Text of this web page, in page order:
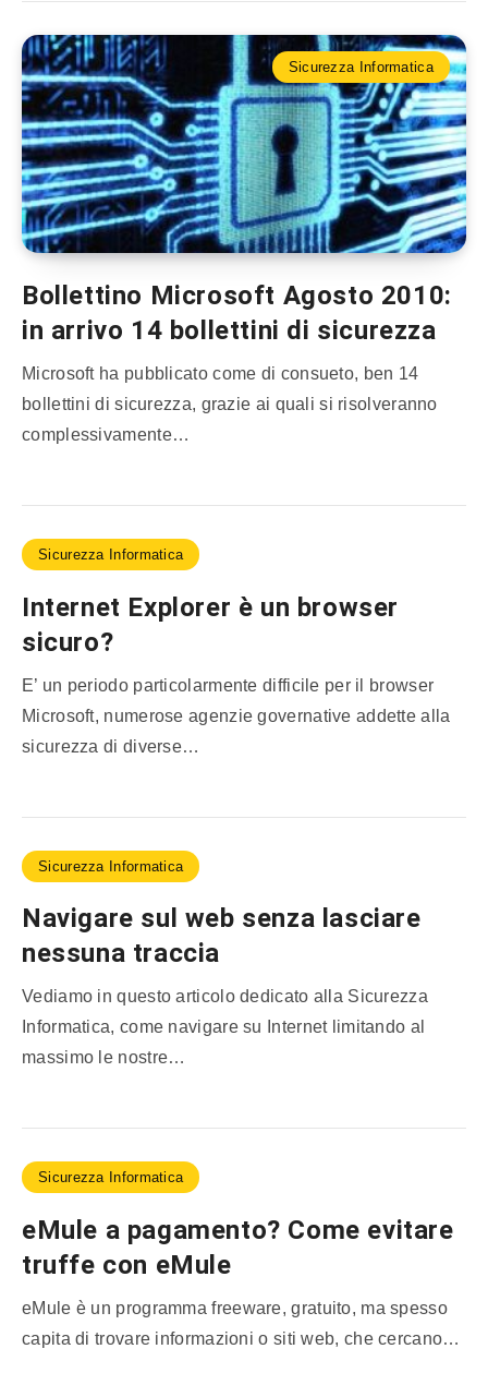
Sicurezza Informatica
Bollettino Microsoft Agosto 2010:
in arrivo 14 bollettini di sicurezza
Microsoft ha pubblicato come di consueto, ben 14
bollettini di sicurezza, grazie ai quali si risolveranno
complessivamente…
Sicurezza Informatica
Internet Explorer è un browser
sicuro?
E’ un periodo particolarmente difficile per il browser
Microsoft, numerose agenzie governative addette alla
sicurezza di diverse…
Sicurezza Informatica
Navigare sul web senza lasciare
nessuna traccia
Vediamo in questo articolo dedicato alla Sicurezza
Informatica, come navigare su Internet limitando al
massimo le nostre…
Sicurezza Informatica
eMule a pagamento? Come evitare
truffe con eMule
eMule è un programma freeware, gratuito, ma spesso
capita di trovare informazioni o siti web, che cercano…